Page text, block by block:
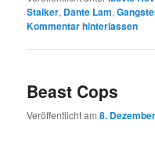
Stalker, Dante Lam,
Kommentar hinterlassen
Beast Cops
Veröffentlicht am8.